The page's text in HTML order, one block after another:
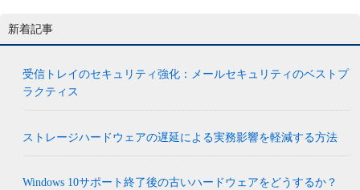
新着記事
受信トレイのセキュリティ強化：メールセキュリティのベストプ
ラクティス
ストレージハードウェアの遅延による実務影響を軽減する方法
Windows 10サポート終了後の古いハードウェアをどうするか？